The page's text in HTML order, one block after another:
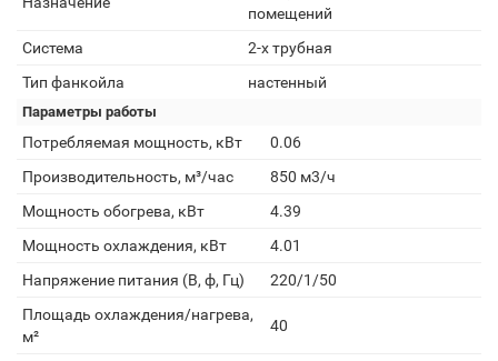
помещений
Система
2-х трубная
Тип фанкойла
настенный
Параметры работы
Потребляемая мощность, кВт
0.06
Производительность, м³/час
850 м3/ч
Мощность обогрева, кВт
4.39
Мощность охлаждения, кВт
4.01
Напряжение питания (В, ф, Гц)
220/1/50
Площадь охлаждения/нагрева,
м²
40